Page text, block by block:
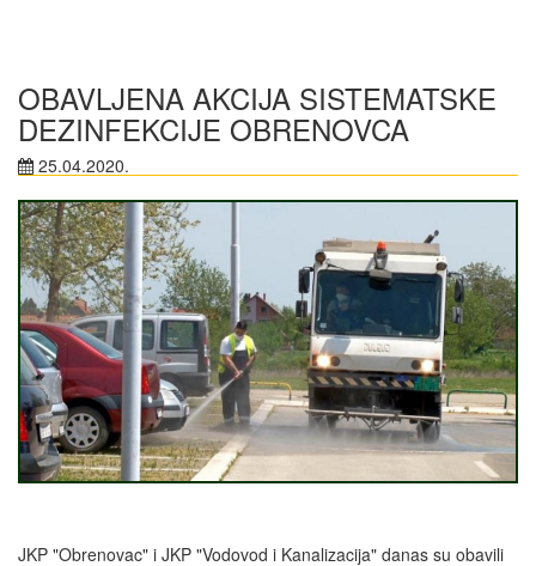
OBAVLJENA AKCIJA SISTEMATSKE
DEZINFEKCIJE OBRENOVCA
25.04.2020.
JKP "Obrenovac" i JKP "Vodovod i Kanalizacija" danas su obavili